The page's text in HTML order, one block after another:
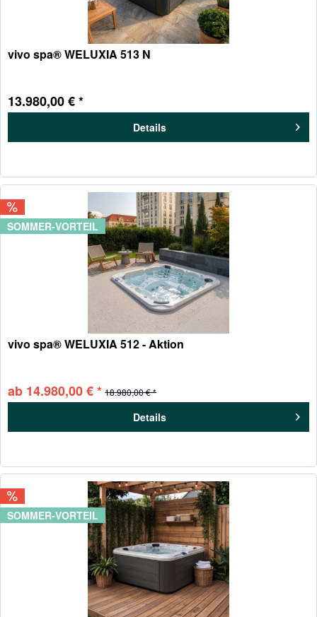
vivo spa® WELUXIA 513 N
13.980,00 € *
Details
SOMMER-VORTEIL
vivo spa® WELUXIA 512 - Aktion
ab 14.980,00 € * 18.980,00 € *
Details
SOMMER-VORTEIL